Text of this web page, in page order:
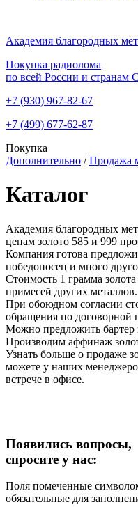
Академия благородных
Покупка радиолома
по всей России и странам
+7 (930) 967-82-67
+7 (499) 677-62-87
Покупка
Дополнительно / Продажа
Каталог
Академия благородных
ценам золото 585 и 999
Компания готова
победоносец и много
Стоимость 1 грамма
примесей других металлов.
При обоюдном согласии
обращения по договорной
Можно предложить бартер
Производим аффинаж
Узнать больше о продаже
можете у наших
встрече в офисе.
Появились вопросы,
спросите у нас:
Поля помеченные
обязательные для